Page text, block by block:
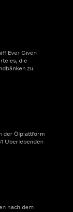
Ever Given
es, die
zu
der Ölplattform
Überlebenden
nach dem